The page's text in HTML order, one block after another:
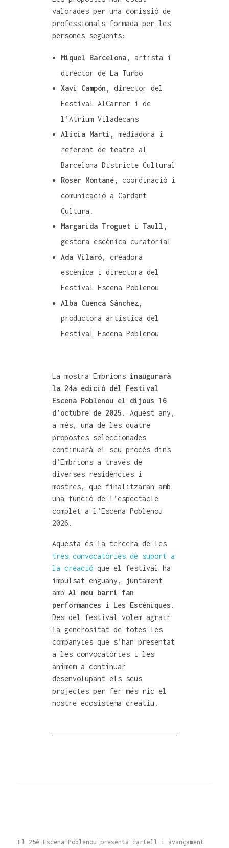
valorades per una comissió de
professionals formada per les
persones següents:
Miquel Barcelona,artista i
director de La Turbo
Xavi Campón,
director del
Festival AlCarrer i de
l’Atrium Viladecans
Alícia Martí,
mediadora i
referent de teatre al
Barcelona Districte Cultural
Roser Montané, coordinació i
comunicació a Cardant
Cultura.
Margarida Troguet i Taull,
gestora escènica curatorial
Ada Vilaró, creadora
escènica i directora del
Festival Escena Poblenou
Alba Cuenca Sánchez,
productora artística del
Festival Escena Poblenou
La mostra Embrionsinaugurarà
la 24a edició del Festival
Escena Poblenou el dijous 16
d’octubre de 2025.
Aquest any,
a més, una de les quatre
propostes seleccionades
continuarà el seu procés dins
d’Embrions a través de
diverses residències i
mostres, que finalitzaran amb
una funció de l’espectacle
complet a l’Escena Poblenou
2026.
Aquesta és la tercera de les
tres convocatòries de suport a
la creacióque el festival ha
impulsat enguany, juntament
amb Al meu barri fan
performances i Les Escèniques .
Des del festival volem agrair
la generositat de totes les
companyies que s’han presentat
a les convocatòries i les
animem a continuar
desenvolupant els seus
projectes per fer més ric el
nostre ecosistema creatiu.
El 25è Escena Poblenou presenta cartell i avançament